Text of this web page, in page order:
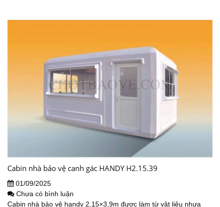
Cabin nhà bảo vệ canh gác HANDY H2.15.39
01/09/2025
Chưa có bình luận
Cabin nhà bảo vệ handy 2,15×3,9m được làm từ vật liệu nhựa